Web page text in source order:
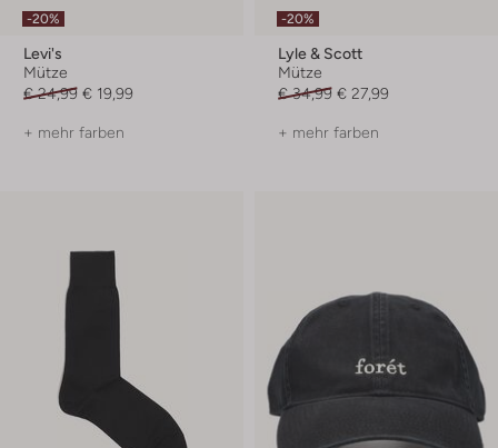
-20%
Levi's
Mütze
€ 24,99 € 19,99
+ mehr farben
-20%
Lyle & Scott
Mütze
€ 34,99 € 27,99
+ mehr farben